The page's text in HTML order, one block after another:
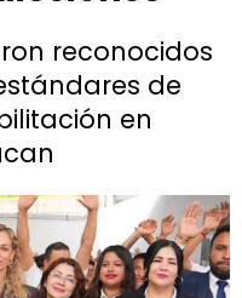
reconocidos
de
en